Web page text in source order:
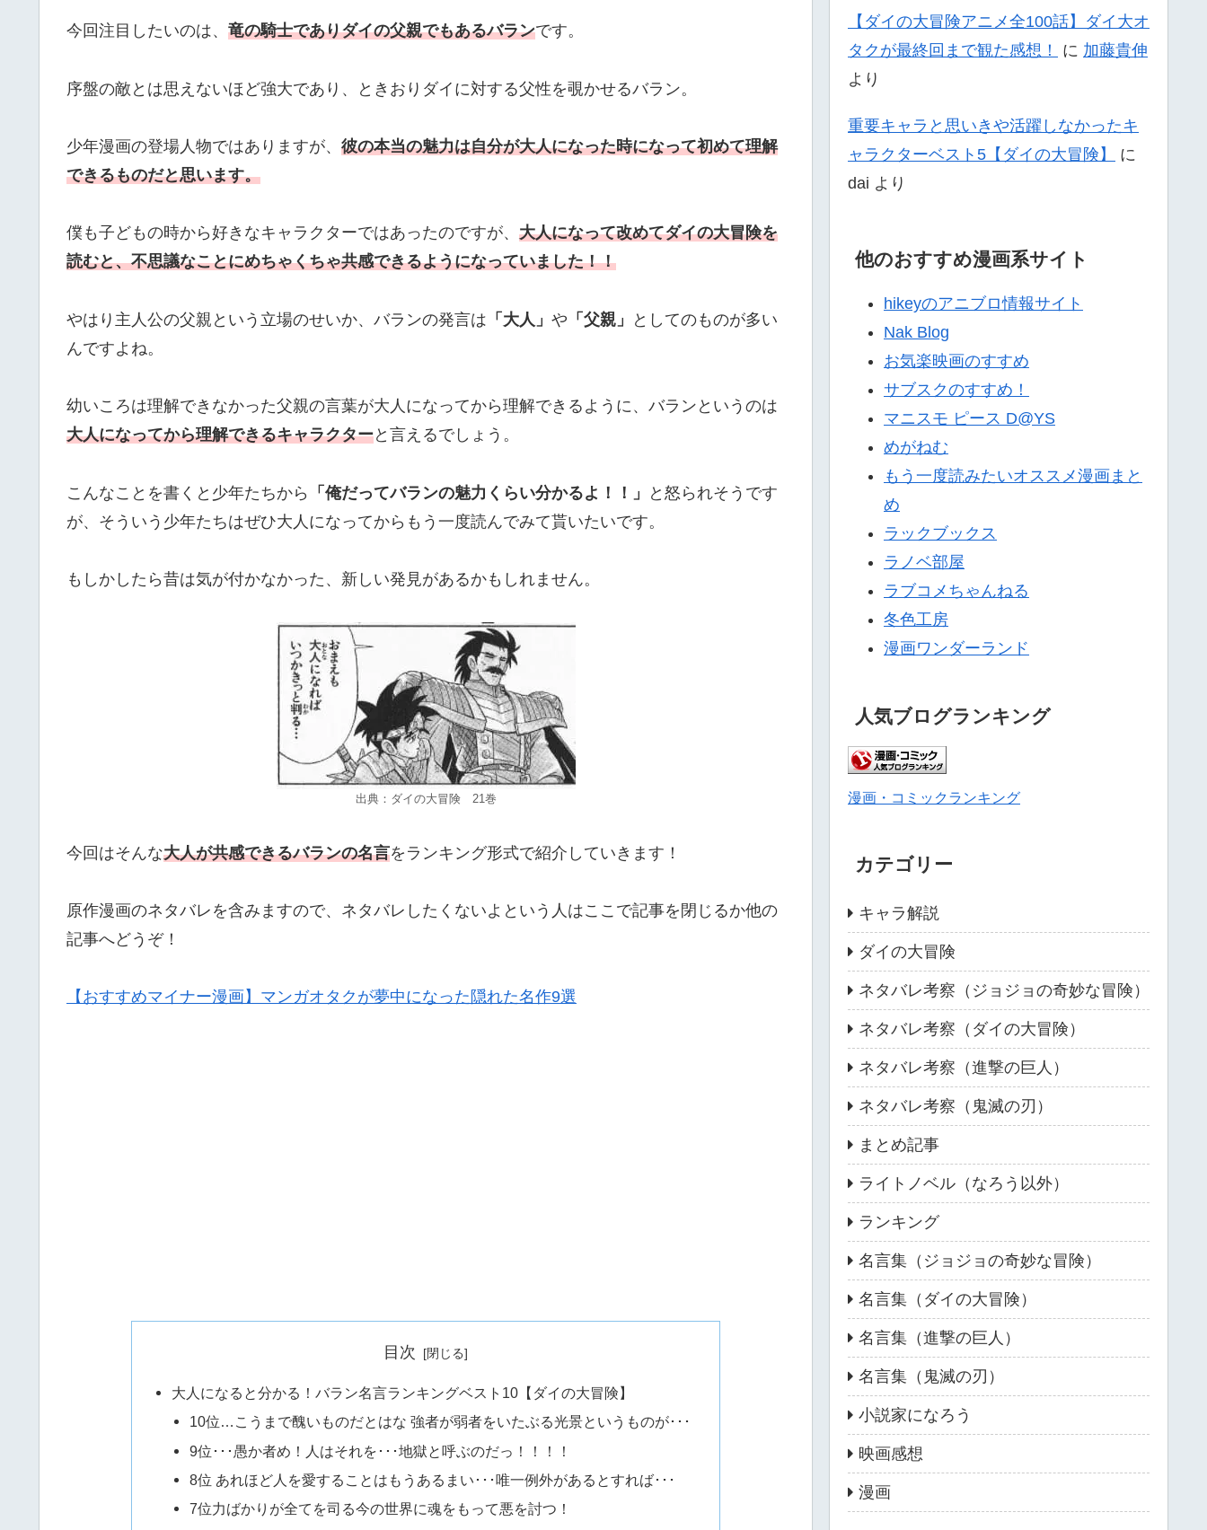
今回注目したいのは、 竜の騎士でありダイの父親でもあるバランです。
序盤の敵とは思えないほど強大であり、ときおりダイに対する父性を覗かせるバラン。
少年漫画の登場人物ではありますが、 彼の本当の魅力は自分が大人になった時になって初めて理解
できるものだと思います。
僕も子どもの時から好きなキャラクターではあったのですが、 大人になって改めてダイの大冒険を
読むと、不思議なことにめちゃくちゃ共感できるようになっていました！！
やはり主人公の父親という立場のせいか、バランの発言は 「大人」 や 「父親」
としてのものが多い
んですよね。
幼いころは理解できなかった父親の言葉が大人になってから理解できるように、バランというのは
大人になってから理解できるキャラクターと言えるでしょう。
こんなことを書くと少年たちから 「俺だってバランの魅力くらい分かるよ！！」
と怒られそうです
が、そういう少年たちはぜひ大人になってからもう一度読んでみて貰いたいです。
もしかしたら昔は気が付かなかった、新しい発見があるかもしれません。
出典：ダイの大冒険 21巻
今回はそんな大人が共感できるバランの名言をランキング形式で紹介していきます！
原作漫画のネタバレを含みますので、ネタバレしたくないよという人はここで記事を閉じるか他の
記事へどうぞ！
【おすすめマイナー漫画】マンガオタクが夢中になった隠れた名作9選
目次
大人になると分かる！バラン名言ランキングベスト10【ダイの大冒険】
10位…こうまで醜いものだとはな 強者が弱者をいたぶる光景というものが･･･
9位･･･愚か者め！人はそれを･･･地獄と呼ぶのだっ！！！！
8位 あれほど人を愛することはもうあるまい･･･唯一例外があるとすれば･･･
7位力ばかりが全てを司る今の世界に魂をもって悪を討つ！
【ダイの大冒険アニメ全100話】ダイ大オ
タクが最終回まで観た感想！
に 加藤貴伸
より
重要キャラと思いきや活躍しなかったキ
ャラクターベスト5【ダイの大冒険】
に
dai より
他のおすすめ漫画系サイト
hikeyのアニブロ情報サイト
Nak Blog
お気楽映画のすすめ
サブスクのすすめ！
マニスモ ピース D@YS
めがねむ
もう一度読みたいオススメ漫画まと
め
ラックブックス
ラノベ部屋
ラブコメちゃんねる
冬色工房
漫画ワンダーランド
人気ブログランキング
漫画・コミックランキング
カテゴリー
キャラ解説
ダイの大冒険
ネタバレ考察（ジョジョの奇妙な冒険）
ネタバレ考察（ダイの大冒険）
ネタバレ考察（進撃の巨人）
ネタバレ考察（鬼滅の刃）
まとめ記事
ライトノベル（なろう以外）
ランキング
名言集（ジョジョの奇妙な冒険）
名言集（ダイの大冒険）
名言集（進撃の巨人）
名言集（鬼滅の刃）
小説家になろう
映画感想
漫画